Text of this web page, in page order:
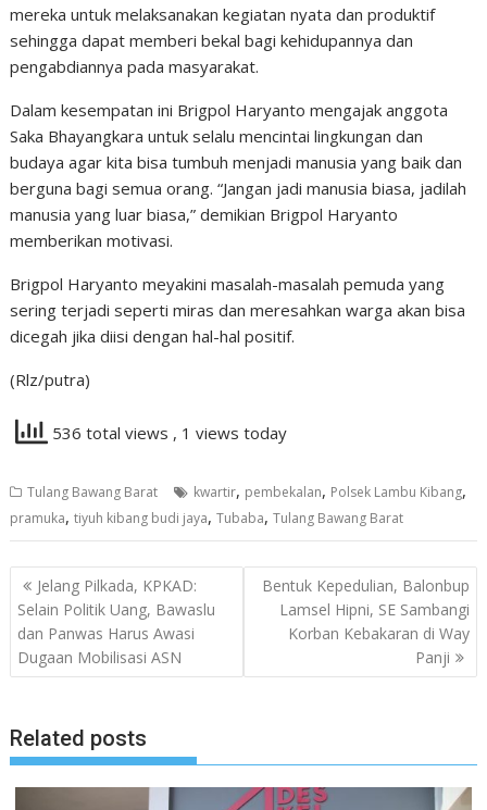
mereka untuk melaksanakan kegiatan nyata dan produktif
sehingga dapat memberi bekal bagi kehidupannya dan
pengabdiannya pada masyarakat.
Dalam kesempatan ini Brigpol Haryanto mengajak anggota
Saka Bhayangkara untuk selalu mencintai lingkungan dan
budaya agar kita bisa tumbuh menjadi manusia yang baik dan
berguna bagi semua orang. “Jangan jadi manusia biasa, jadilah
manusia yang luar biasa,” demikian Brigpol Haryanto
memberikan motivasi.
Brigpol Haryanto meyakini masalah-masalah pemuda yang
sering terjadi seperti miras dan meresahkan warga akan bisa
dicegah jika diisi dengan hal-hal positif.
(Rlz/putra)
536 total views , 1 views today
Tulang Bawang Barat kwartir, pembekalan, Polsek Lambu Kibang,
pramuka,tiyuh kibang budi jaya,Tubaba,Tulang Bawang Barat
Navigasi
pos
Jelang Pilkada, KPKAD:
Selain Politik Uang, Bawaslu
dan Panwas Harus Awasi
Dugaan Mobilisasi ASN
Bentuk Kepedulian, Balonbup
Lamsel Hipni, SE Sambangi
Korban Kebakaran di Way
Panji
Related posts